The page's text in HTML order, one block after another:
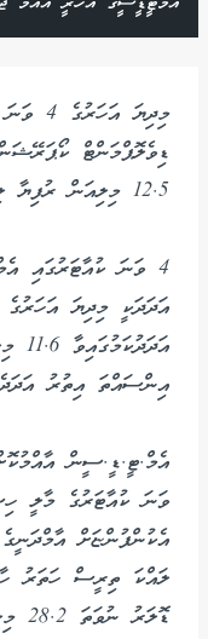
ޑިވެލޮޕްމަންޓް
12.5 މިލިއަން ރުފިޔާ ލިބިއްޖެއެވެ.
4 ވަނަ ކުއާޓަރުގައި
އިންސައްތަ އިތުރު
ވަނަ ކުއާޓަރުގެ މާލީ
ލައްކަ ތިރީސް ހަތަރު